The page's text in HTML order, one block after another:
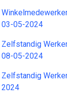
03-05-2024
Zelfstandig
08-05-2024
Zelfstandig
2024